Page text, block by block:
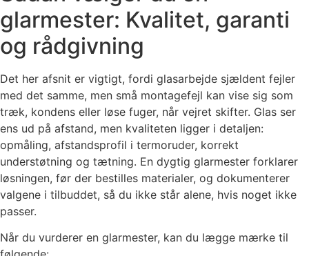
glarmester: Kvalitet, garanti
og rådgivning
Det her afsnit er vigtigt, fordi glasarbejde sjældent fejler
med det samme, men små montagefejl kan vise sig som
træk, kondens eller løse fuger, når vejret skifter. Glas ser
ens ud på afstand, men kvaliteten ligger i detaljen:
opmåling, afstandsprofil i termoruder, korrekt
understøtning og tætning. En dygtig glarmester forklarer
løsningen, før der bestilles materialer, og dokumenterer
valgene i tilbuddet, så du ikke står alene, hvis noget ikke
passer.
Når du vurderer en glarmester, kan du lægge mærke til